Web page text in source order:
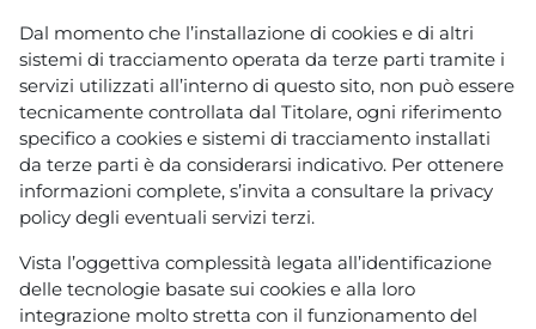
Dal momento che l’installazione di cookies e di altri
sistemi di tracciamento operata da terze parti tramite i
servizi utilizzati all’interno di questo sito, non può essere
tecnicamente controllata dal Titolare, ogni riferimento
specifico a cookies e sistemi di tracciamento installati
da terze parti è da considerarsi indicativo. Per ottenere
informazioni complete, s’invita a consultare la privacy
policy degli eventuali servizi terzi.
Vista l’oggettiva complessità legata all’identificazione
delle tecnologie basate sui cookies e alla loro
integrazione molto stretta con il funzionamento del